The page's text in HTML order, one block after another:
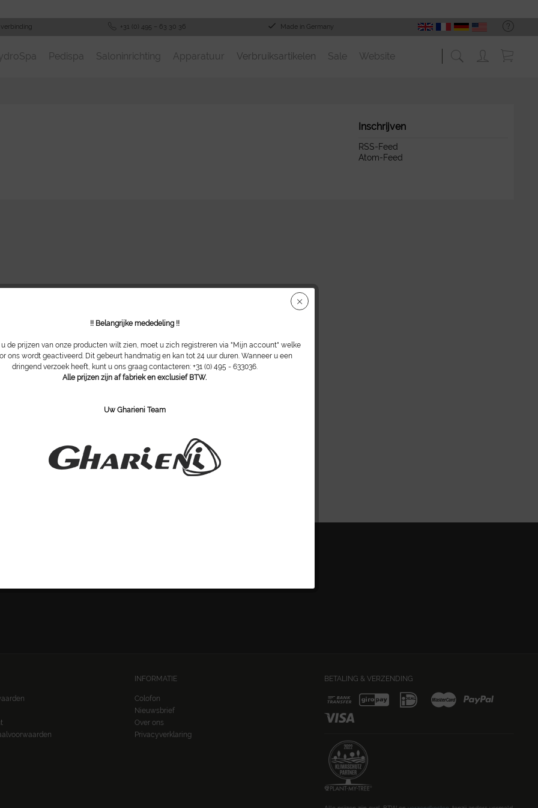
+31 (0) 495 – 63 30 36 Made in Germany
Pedispa Saloninrichting Apparatuur Verbruiksartikelen Sale Website
Inschrijven
RSS-Feed
Atom-Feed
INFORMATIE
Colofon
Nieuwsbrief
Over ons
Privacyverklaring
BETALING & VERZENDING
!! Belangrijke mededeling !!
de prijzen van onze producten wilt zien, moet u zich registreren via "Mijn account" welke
ons wordt geactiveerd. Dit gebeurt handmatig en kan tot 24 uur duren. Wanneer u een
dringend verzoek heeft, kunt u ons graag contacteren: +31 (0) 495 - 633036.
Alle prijzen zijn af fabriek en exclusief BTW.
Uw Gharieni Team